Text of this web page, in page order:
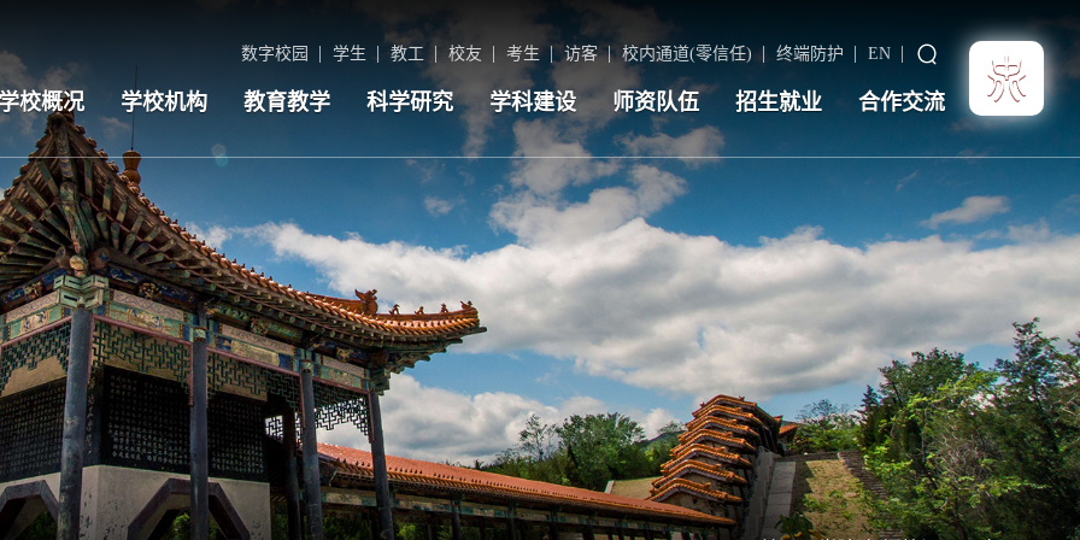
数字校园 学生 教工 校友 考生 访客 校内通道(零信任) 终端防护 EN
校概况 学校机构 教育教学 科学研究 学科建设 师资队伍 招生就业 合作交流